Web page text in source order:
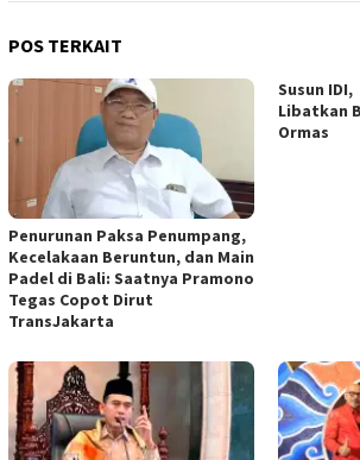
POS TERKAIT
Penurunan Paksa Penumpang,
Kecelakaan Beruntun, dan Main
Padel di Bali: Saatnya Pramono
Tegas Copot Dirut
TransJakarta
Susun
Libatkan
Ormas